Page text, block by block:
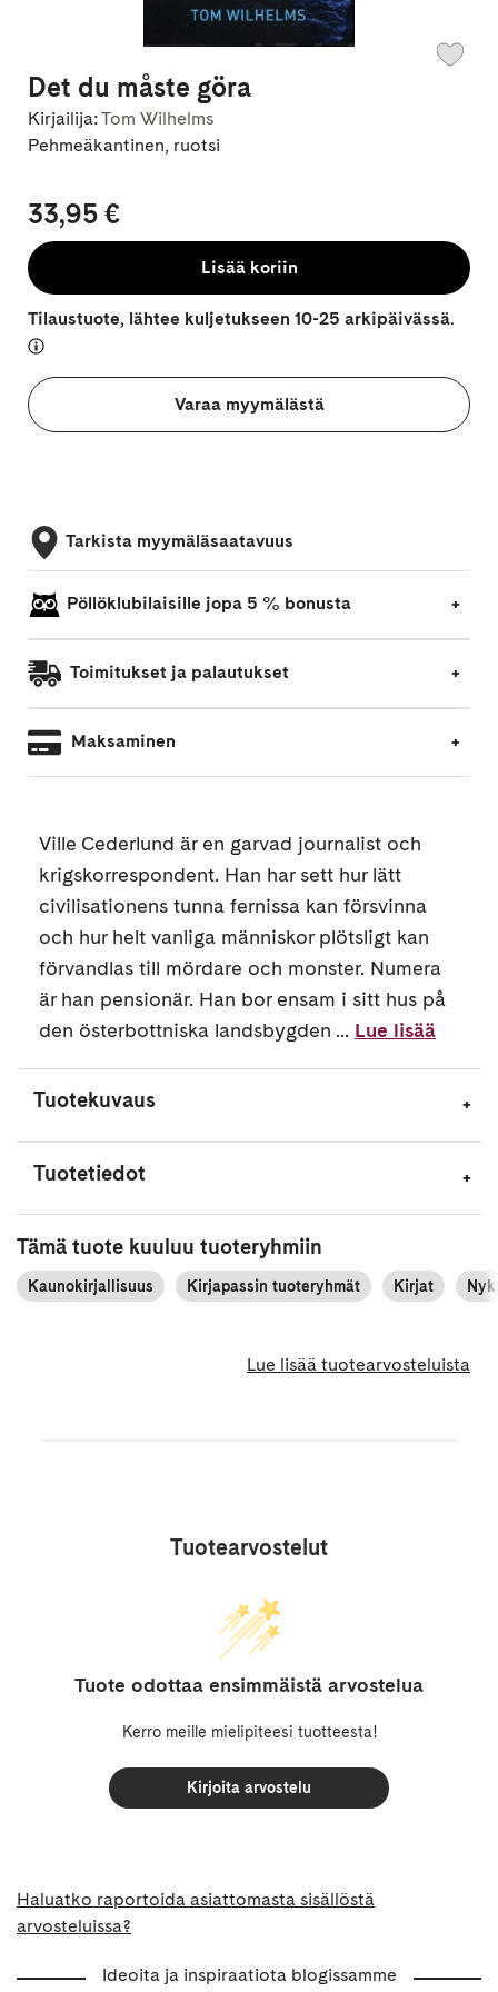
Det du måste göra
Kirjailija:Tom Wilhelms
Pehmeäkantinen, ruotsi
33,95 €
Lisää koriin
Tilaustuote, lähtee kuljetukseen 10-25 arkipäivässä.
Varaa myymälästä
Tarkista myymäläsaatavuus
Pöllöklubilaisille jopa 5 % bonusta
Toimitukset ja palautukset
Maksaminen
Ville Cederlund är en garvad journalist och
krigskorrespondent. Han har sett hur lätt
civilisationens tunna fernissa kan försvinna
och hur helt vanliga människor plötsligt kan
förvandlas till mördare och monster. Numera
är han pensionär. Han bor ensam i sitt hus på
den österbottniska landsbygden ... Lue lisää
Tuotekuvaus
Tuotetiedot
Tämä tuote kuuluu tuoteryhmiin
Kaunokirjallisuus Kirjapassin tuoteryhmät Kirjat
Lue lisää tuotearvosteluista
Tuotearvostelut
Tuote odottaa ensimmäistä arvostelua
Kerro meille mielipiteesi tuotteesta!
Kirjoita arvostelu
Haluatko raportoida asiattomasta sisällöstä
arvosteluissa?
Ideoita ja inspiraatiota blogissamme